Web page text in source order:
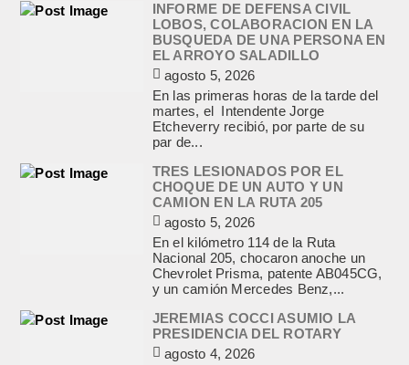
INFORME DE DEFENSA CIVIL
LOBOS, COLABORACION EN LA
BUSQUEDA DE UNA PERSONA EN
EL ARROYO SALADILLO
agosto 5, 2026
En las primeras horas de la tarde del
martes, el Intendente Jorge
Etcheverry recibió, por parte de su
par de...
TRES LESIONADOS POR EL
CHOQUE DE UN AUTO Y UN
CAMION EN LA RUTA 205
agosto 5, 2026
En el kilómetro 114 de la Ruta
Nacional 205, chocaron anoche un
Chevrolet Prisma, patente AB045CG,
y un camión Mercedes Benz,...
JEREMIAS COCCI ASUMIO LA
PRESIDENCIA DEL ROTARY
agosto 4, 2026